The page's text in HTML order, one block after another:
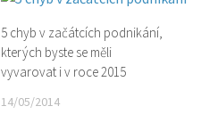
5 chyb v začátcích podnikání,
kterých byste se měli
vyvarovat i v roce 2015
14/05/2014